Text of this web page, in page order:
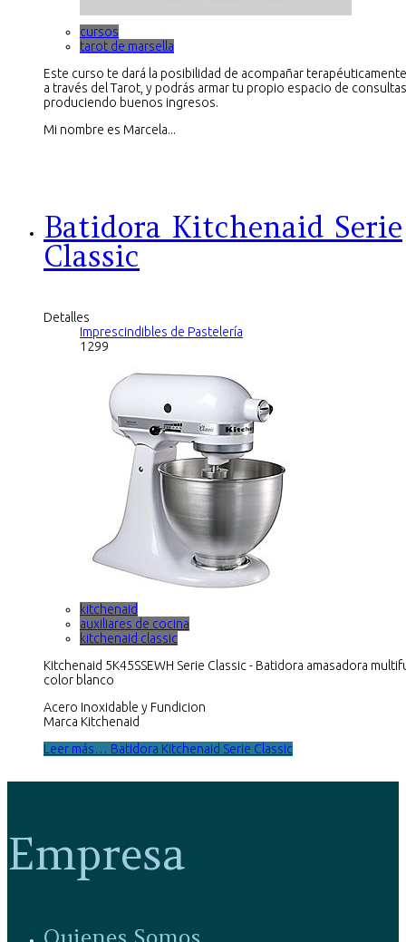
cursos
tarot de marsella
Este curso te dará la posibilidad de acompañar
a través del Tarot, y podrás armar tu propio espacio de
produciendo buenos ingresos.
Mi nombre es Marcela...
Batidora Kitchenaid Serie
Classic
Detalles
Imprescindibles de Pastelería
1299
kitchenaid
auxiliares de cocina
kitchenaid classic
Kitchenaid 5K45SSEWH Serie Classic - Batidora amasadora
color blanco
Acero Inoxidable y Fundicion
Marca Kitchenaid
Leer más… Batidora Kitchenaid Serie Classic
Empresa